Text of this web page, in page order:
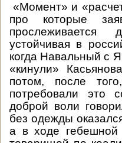
«Момент» и
про которые
прослеживается
устойчивая в
когда Навальный с
«кинули»
потом, после
потребовали это
доброй воли
без одежды
а в ходе гебешной